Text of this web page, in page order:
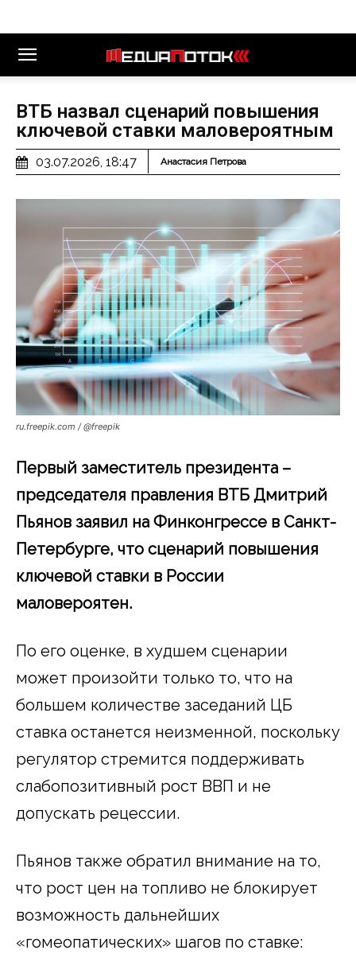
ВТБ назвал сценарий повышения
ключевой ставки маловероятным
03.07.2026, 18:47 Анастасия Петрова
ru.freepik.com / @freepik
Первый заместитель президента –
председателя правления ВТБ Дмитрий
Пьянов заявил на Финконгрессе в Санкт-
Петербурге, что сценарий повышения
ключевой ставки в России
маловероятен.
По его оценке, в худшем сценарии
может произойти только то, что на
большем количестве заседаний ЦБ
ставка останется неизменной, поскольку
регулятор стремится поддерживать
слабопозитивный рост ВВП и не
допускать рецессии.
Пьянов также обратил внимание на то,
что рост цен на топливо не блокирует
возможность дальнейших
«гомеопатических» шагов по ставке: